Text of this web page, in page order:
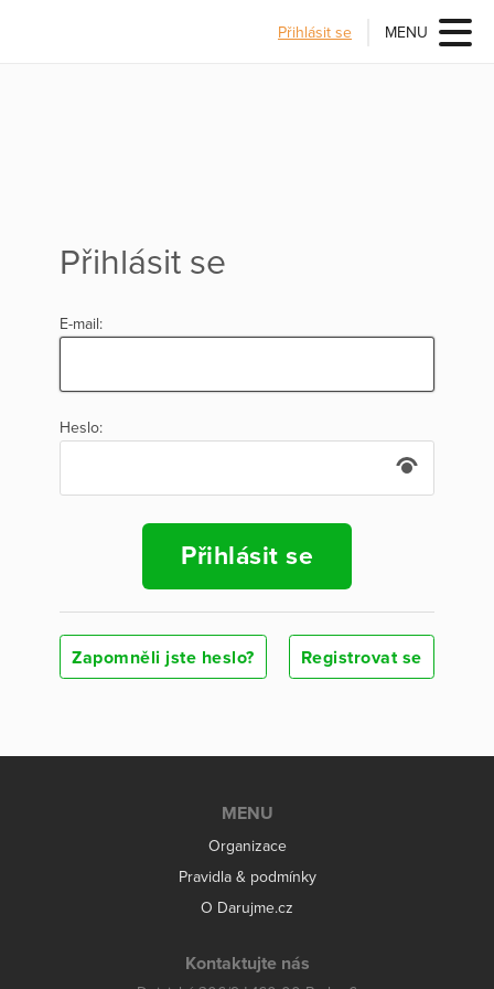
Přihlásit se MENU
Přihlásit se
E-mail:
Heslo:
Přihlásit se
Zapomněli jste heslo? Registrovat se
MENU
Organizace
Pravidla & podmínky
O Darujme.cz
Kontaktujte nás